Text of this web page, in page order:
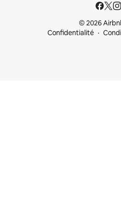
© 2026
Confidentialité